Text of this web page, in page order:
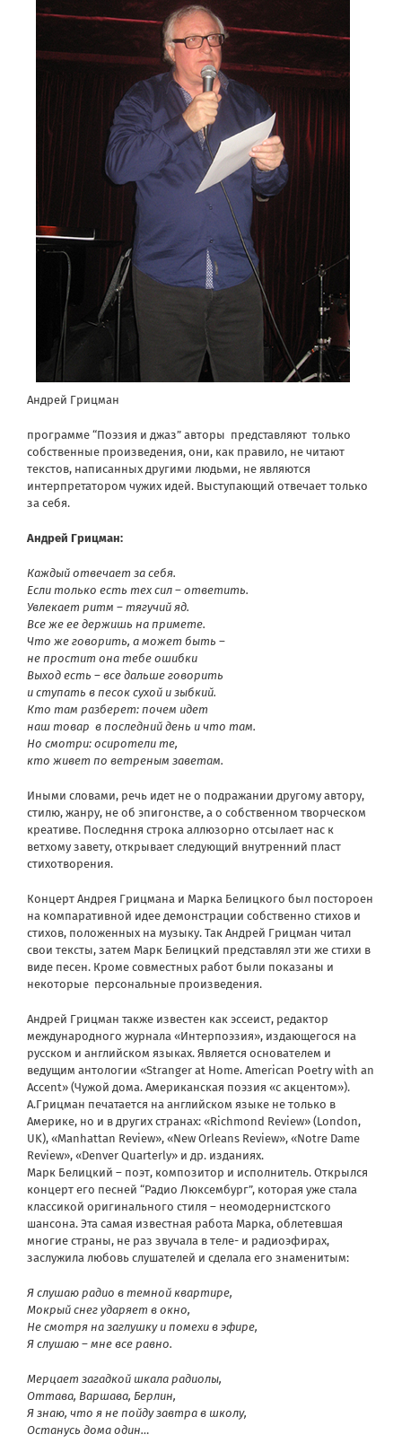
Андрей Грицман
программе “Поэзия и джаз” авторы представляют только
собственные произведения, они, как правило, не читают
текстов, написанных другими людьми, не являются
интерпретатором чужих идей. Выступающий отвечает только
за себя.
Андрей Грицман:
Каждый отвечает за себя.
Если только есть тех сил – ответить.
Увлекает ритм – тягучий яд.
Все же ее держишь на примете.
Что же говорить, а может быть –
не простит она тебе ошибки
Выход есть – все дальше говорить
и ступать в песок сухой и зыбкий.
Кто там разберет: почем идет
наш товар в последний день и что там.
Но смотри: осиротели те,
кто живет по ветреным заветам.
Иными словами, речь идет не о подражании другому автору,
стилю, жанру, не об эпигонстве, а о собственном творческом
креативе. Последння строка аллюзорно отсылает нас к
ветхому завету, открывает следующий внутренний пласт
стихотворения.
Концерт Андрея Грицмана и Марка Белицкого был постороен
на компаративной идее демонстрации собственно стихов и
стихов, положенных на музыку. Так Андрей Грицман читал
свои тексты, затем Марк Белицкий представлял эти же стихи в
виде песен. Кроме совместных работ были показаны и
некоторые персональные произведения.
Андрей Грицман также известен как эссеист, редактор
международного журнала «Интерпоэзия», издающегося на
русском и английском языках. Является основателем и
ведущим антологии «Stranger at Home. American Poetry with an
Accent» (Чужой дома. Американская поэзия «с акцентом»).
А.Грицман печатается на английском языке не только в
Америке, но и в других странах: «Richmond Review» (London,
UK), «Manhattan Review», «New Orleans Review», «Notre Dame
Review», «Denver Quarterly» и др. изданиях.
Марк Белицкий – поэт, композитор и исполнитель. Открылся
концерт его песней “Радио Люксембург”, которая уже стала
классикой оригинального стиля – неомодернистского
шансона. Эта самая известная работа Марка, облетевшая
многие страны, не раз звучала в теле- и радиоэфирах,
заслужила любовь слушателей и сделала его знаменитым:
Я слушаю радио в темной квартире,
Мокрый снег ударяет в окно,
Не смотря на заглушку и помехи в эфире,
Я слушаю – мне все равно.
Мерцает загадкой шкала радиолы,
Оттава, Варшава, Берлин,
Я знаю, что я не пойду завтра в школу,
Останусь дома один…